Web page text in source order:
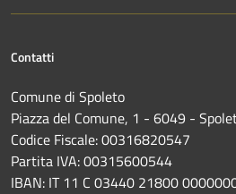
Contatti
Comune di Spoleto
Piazza del Comune, 1 - 6049 -
Codice Fiscale: 00316820547
Partita IVA: 00315600544
IBAN: IT 11 C 03440 21800